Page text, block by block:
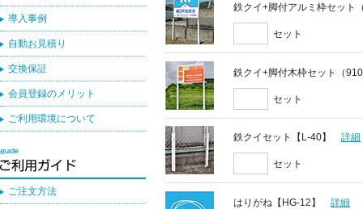
鉄クイ+脚付アルミ枠セット
セット
鉄クイ+脚付木枠セット（
セット
鉄クイセット【L-40】 詳細
セット
はりがね【HG-12】 詳細
導入事例
自動お見積り
交換保証
会員登録のメリット
ご利用環境について
ご注文方法